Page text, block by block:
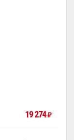
19 274₽